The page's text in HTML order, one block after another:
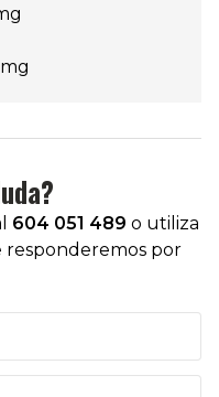
604 051 489 o utiliza
por